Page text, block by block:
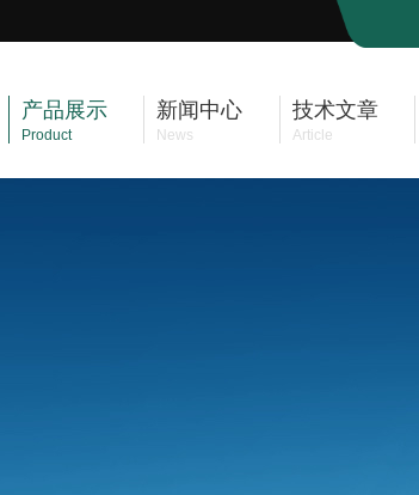
产品展示
Product
新闻中心
News
技术文章
Article